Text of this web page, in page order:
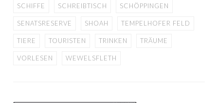
SCHIFFE SCHREIBTISCH SCHÖPPINGEN
SENATSRESERVE SHOAH TEMPELHOFER FELD
TIERE TOURISTEN TRINKEN TRÄUME
VORLESEN WEWELSFLETH